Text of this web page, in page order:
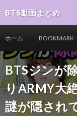
BTS動画まとめ
ホーム BOOKMARK
BTSジンが
りARMY大
謎が隠され